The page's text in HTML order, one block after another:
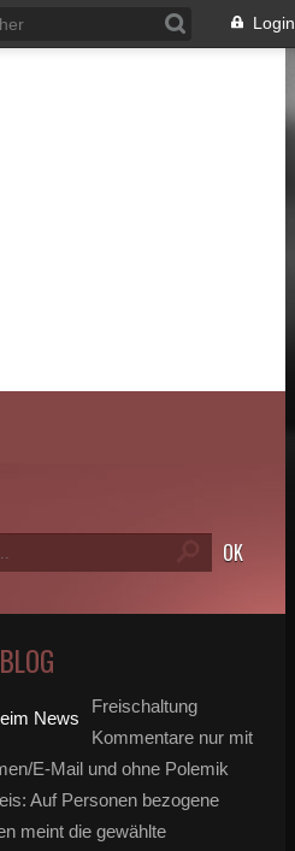
Login
Freischaltung
Kommentare nur mit
E-Mail und ohne Polemik
Auf Personen bezogene
meint die gewählte